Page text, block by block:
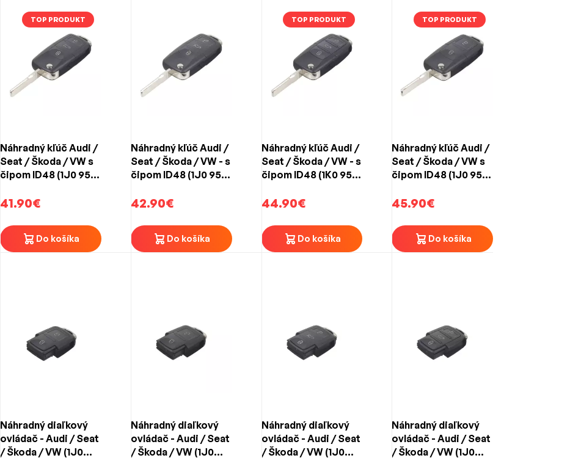
TOP PRODUKT
Náhradný kľúč Audi /
Seat / Škoda / VW s
čipom ID48 (1J0 959
41.90€
Do košíka
Náhradný kľúč Audi /
Seat / Škoda / VW - s
čipom ID48 (1J0 959
3-tlačidlový
42.90€
Do košíka
TOP PRODUKT
Náhradný kľúč Audi /
Seat / Škoda / VW - s
čipom ID48 (1K0 959
44.90€
Do košíka
TOP PRODUKT
Náhradný kľúč Audi /
Seat / Škoda / VW s
čipom ID48 (1J0 959
45.90€
Do košíka
Náhradný diaľkový
ovládač - Audi / Seat
/ Škoda / VW (1J0
Náhradný diaľkový
ovládač - Audi / Seat
/ Škoda / VW (1J0
Náhradný diaľkový
ovládač - Audi / Seat
/ Škoda / VW (1J0
Náhradný diaľkový
ovládač - Audi / Seat
/ Škoda / VW (1J0